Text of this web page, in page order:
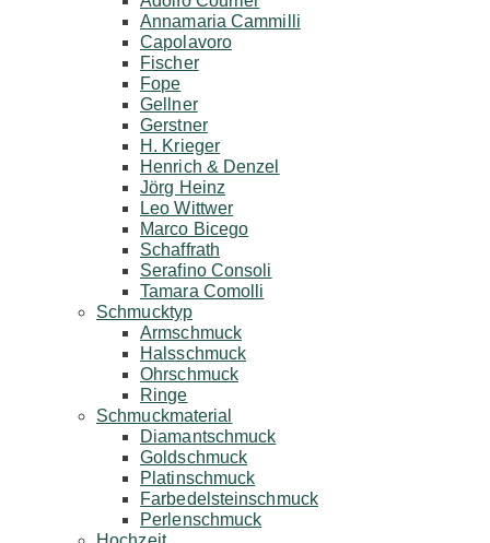
Annamaria Cammilli
Capolavoro
Fischer
Fope
Gellner
Gerstner
H. Krieger
Henrich & Denzel
Jörg Heinz
Leo Wittwer
Marco Bicego
Schaffrath
Serafino Consoli
Tamara Comolli
Schmucktyp
Armschmuck
Halsschmuck
Ohrschmuck
Ringe
Schmuckmaterial
Diamantschmuck
Goldschmuck
Platinschmuck
Farbedelsteinschmuck
Perlenschmuck